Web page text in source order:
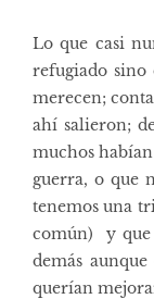
Lo que casi
refugiado sino
merecen;
ahí salieron;
muchos
guerra, o que
tenemos una
común) y que
demás
querían